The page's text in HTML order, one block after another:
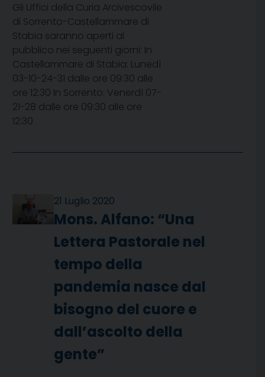
Gli Uffici della Curia Arcivescovile
di Sorrento-Castellammare di
Stabia saranno aperti al
pubblico nei seguenti giorni: In
Castellammare di Stabia: Lunedì
03-10-24-31 dalle ore 09:30 alle
ore 12:30 In Sorrento: Venerdì 07-
21-28 dalle ore 09:30 alle ore
12:30
21 Luglio 2020
Mons. Alfano: “Una
Lettera Pastorale nel
tempo della
pandemia nasce dal
bisogno del cuore e
dall’ascolto della
gente”